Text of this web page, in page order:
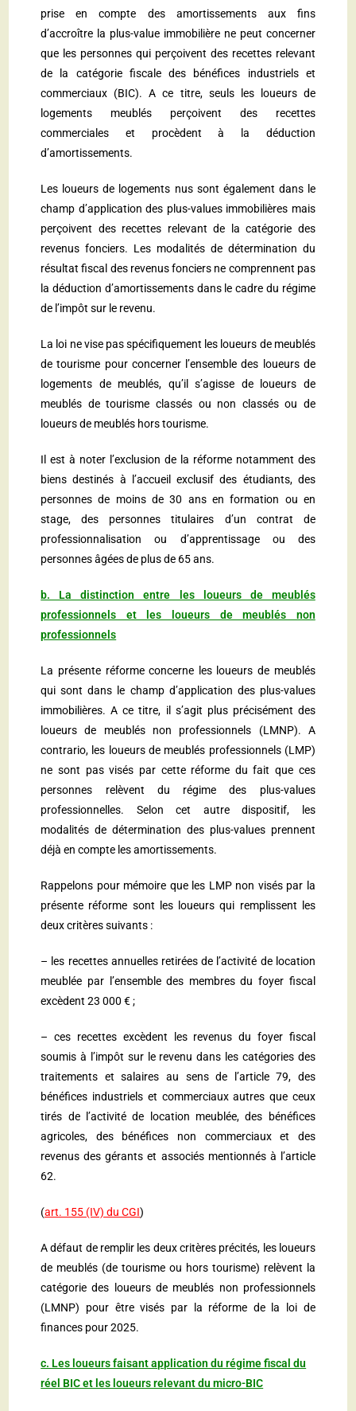
prise en compte des amortissements aux fins
d’accroître la plus-value immobilière ne peut concerner
que les personnes qui perçoivent des recettes relevant
de la catégorie fiscale des bénéfices industriels et
commerciaux (BIC). A ce titre, seuls les loueurs de
logements meublés perçoivent des recettes
commerciales et procèdent à la déduction
d’amortissements.
Les loueurs de logements nus sont également dans le
champ d’application des plus-values immobilières mais
perçoivent des recettes relevant de la catégorie des
revenus fonciers. Les modalités de détermination du
résultat fiscal des revenus fonciers ne comprennent pas
la déduction d’amortissements dans le cadre du régime
de l’impôt sur le revenu.
La loi ne vise pas spécifiquement les loueurs de meublés
de tourisme pour concerner l’ensemble des loueurs de
logements de meublés, qu’il s’agisse de loueurs de
meublés de tourisme classés ou non classés ou de
loueurs de meublés hors tourisme.
Il est à noter l’exclusion de la réforme notamment des
biens destinés à l’accueil exclusif des étudiants, des
personnes de moins de 30 ans en formation ou en
stage, des personnes titulaires d’un contrat de
professionnalisation ou d’apprentissage ou des
personnes âgées de plus de 65 ans.
b. La distinction entre les loueurs de meublés
professionnels et les loueurs de meublés non
professionnels
La présente réforme concerne les loueurs de meublés
qui sont dans le champ d’application des plus-values
immobilières. A ce titre, il s’agit plus précisément des
loueurs de meublés non professionnels (LMNP). A
contrario, les loueurs de meublés professionnels (LMP)
ne sont pas visés par cette réforme du fait que ces
personnes relèvent du régime des plus-values
professionnelles. Selon cet autre dispositif, les
modalités de détermination des plus-values prennent
déjà en compte les amortissements.
Rappelons pour mémoire que les LMP non visés par la
présente réforme sont les loueurs qui remplissent les
deux critères suivants :
– les recettes annuelles retirées de l’activité de location
meublée par l’ensemble des membres du foyer fiscal
excèdent 23 000 € ;
– ces recettes excèdent les revenus du foyer fiscal
soumis à l’impôt sur le revenu dans les catégories des
traitements et salaires au sens de
l’article 79, des
bénéfices industriels et commerciaux autres que ceux
tirés de l’activité de location meublée, des bénéfices
agricoles, des bénéfices non commerciaux et des
revenus des gérants et associés mentionnés à l’article
62.
(art. 155 (IV) du CGI)
A défaut de remplir les deux critères précités, les loueurs
de meublés (de tourisme ou hors tourisme) relèvent la
catégorie des loueurs de meublés non professionnels
(LMNP) pour être visés par la réforme de la loi de
finances pour 2025.
c. Les loueurs faisant application du régime fiscal du
réel BIC et les loueurs relevant du micro-BIC